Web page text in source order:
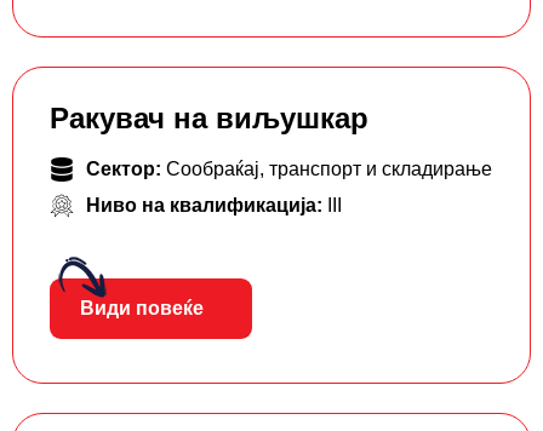
Ракувач на виљушкар
Сектор: Сообраќај, транспорт и складирање
Ниво на квалификација:
Види повеќе